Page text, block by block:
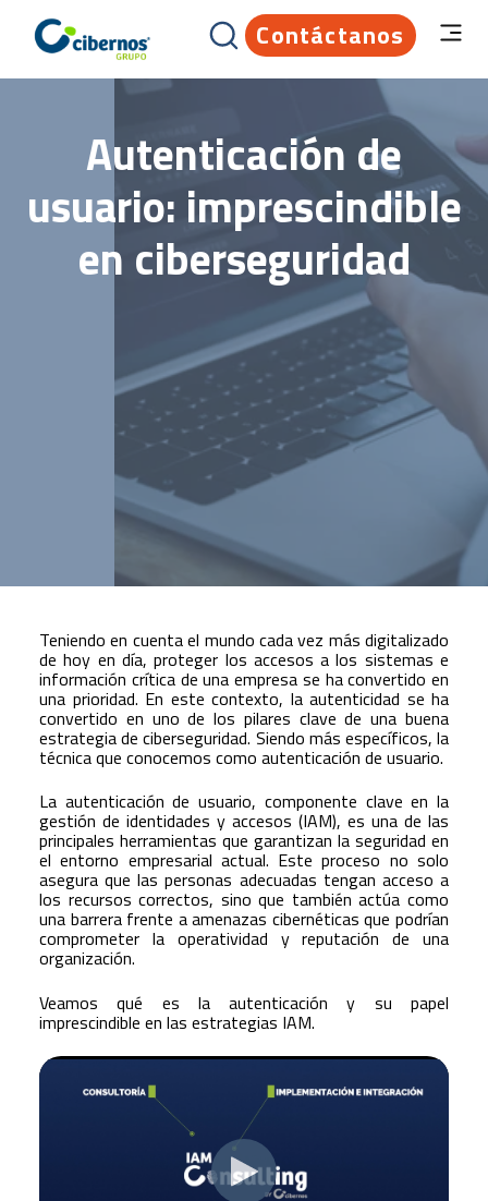
Contáctanos
Autenticación de
usuario: imprescindible
en ciberseguridad
Teniendo en cuenta el mundo cada vez más digitalizado
de hoy en día, proteger los accesos a los sistemas e
información crítica de una empresa se ha convertido en
una prioridad. En este contexto, la autenticidad se ha
convertido en uno de los pilares clave de una buena
estrategia de ciberseguridad. Siendo más específicos, la
técnica que conocemos como autenticación de usuario.
La autenticación de usuario, componente clave en la
gestión de identidades y accesos (IAM), es una de las
principales herramientas que garantizan la seguridad en
el entorno empresarial actual. Este proceso no solo
asegura que las personas adecuadas tengan acceso a
los recursos correctos, sino que también actúa como
una barrera frente a amenazas cibernéticas que podrían
comprometer la operatividad y reputación de una
organización.
Veamos qué es la autenticación y su papel
imprescindible en las estrategias IAM.